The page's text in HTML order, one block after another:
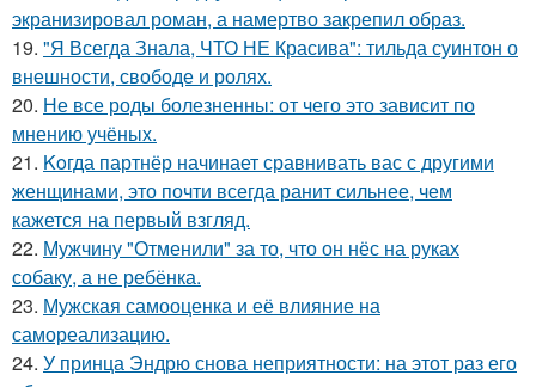
экранизировал роман, а намертво закрепил образ.
19. "Я Всегда Знала, ЧТО НЕ Красива": тильда суинтон о
внешности, свободе и ролях.
20. Не все роды болезненны: от чего это зависит по
мнению учёных.
21. Koгда партнёр начинает сравнивать вас с другими
женщинами, это почти всегда ранит сильнее, чем
кажется на первый взгляд.
22. Мужчину "Отменили" за то, что он нёс на руках
собаку, а не ребёнка.
23. Мужская самооценка и её влияние на
самореализацию.
24. У принца Эндрю снова неприятности: на этот раз его